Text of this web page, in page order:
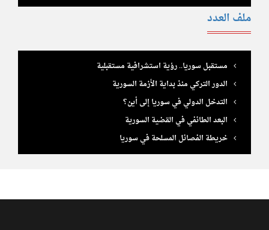
ملف العدد
مستقبل سوريا.. رؤية استشرافية مستقبلية
الدور التركي منذ بداية الأزمة السورية
التدخل الدولي في سوريا إلى أين؟
البعد الطائفي في القضية السورية
خريطة الفصائل المسلحة في سوريا